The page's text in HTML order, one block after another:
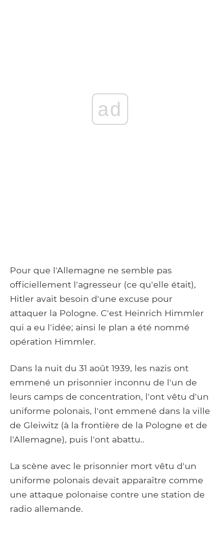
ad
Pour que l'Allemagne ne semble pas
officiellement l'agresseur (ce qu'elle était),
Hitler avait besoin d'une excuse pour
attaquer la Pologne. C'est Heinrich Himmler
qui a eu l'idée; ainsi le plan a été nommé
opération Himmler.
Dans la nuit du 31 août 1939, les nazis ont
emmené un prisonnier inconnu de l'un de
leurs camps de concentration, l'ont vêtu d'un
uniforme polonais, l'ont emmené dans la ville
de Gleiwitz (à la frontière de la Pologne et de
l'Allemagne), puis l'ont abattu..
La scène avec le prisonnier mort vêtu d'un
uniforme polonais devait apparaître comme
une attaque polonaise contre une station de
radio allemande.